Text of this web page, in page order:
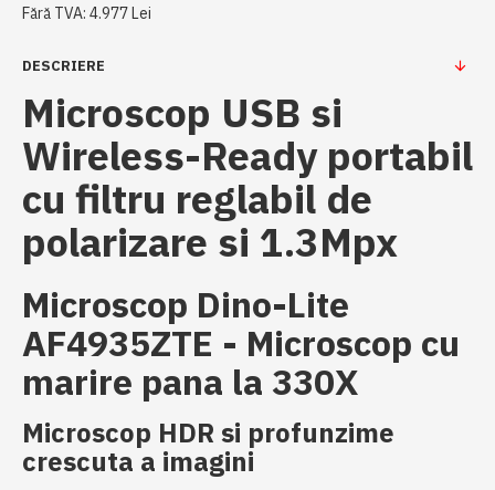
Fără TVA: 4.977 Lei
DESCRIERE
Microscop USB si
Wireless-Ready portabil
cu filtru reglabil de
polarizare si 1.3Mpx
Microscop Dino-Lite
AF4935ZTE - Microscop cu
marire pana la 330X
Microscop HDR si profunzime
crescuta a imagini